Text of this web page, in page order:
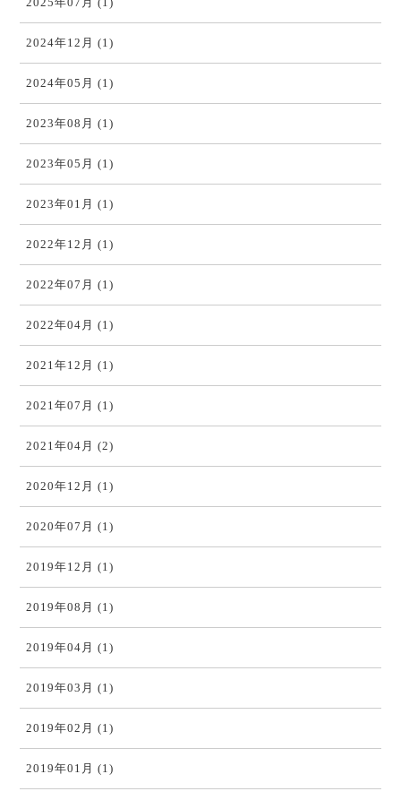
2024年12月 (1)
2024年05月 (1)
2023年08月 (1)
2023年05月 (1)
2023年01月 (1)
2022年12月 (1)
2022年07月 (1)
2022年04月 (1)
2021年12月 (1)
2021年07月 (1)
2021年04月 (2)
2020年12月 (1)
2020年07月 (1)
2019年12月 (1)
2019年08月 (1)
2019年04月 (1)
2019年03月 (1)
2019年02月 (1)
2019年01月 (1)